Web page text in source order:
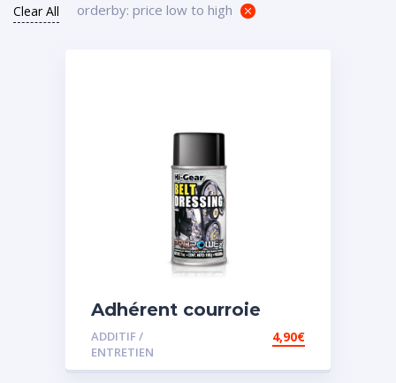
Clear All orderby: price low to high
Adhérent courroie
ADDITIF /
ENTRETIEN
4,90€